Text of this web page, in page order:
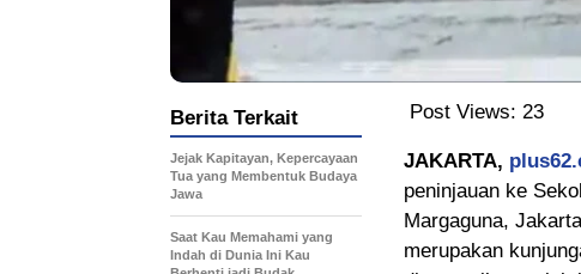
Post Views: 23
JAKARTA,
peninjauan ke
Margaguna,
merupakan
Berita Terkait
Jejak Kapitayan, Kepercayaan
Tua yang Membentuk Budaya
Jawa
Saat Kau Memahami yang
Indah di Dunia Ini Kau